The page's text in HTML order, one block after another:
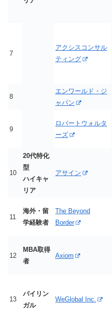
7
アクシスコンサル
ティング
8
エンワールド・ジ
ャパン
9
ロバートウォルタ
ーズ
10
20代特化
型
ハイキャ
リア
アサイン
11
海外・留
学経験者
The Beyond
Border
12
MBA取得
者
Axiom
13
バイリン
ガル
WeGlobal Inc.